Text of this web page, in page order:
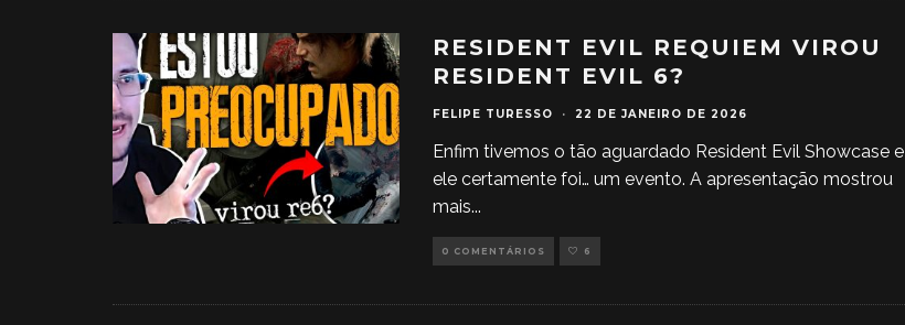
RESIDENT EVIL REQUIEM VIROU
RESIDENT EVIL 6?
FELIPE TURESSO · 22 DE JANEIRO DE 2026
Enfim tivemos o tão aguardado Resident Evil Showcase e
ele certamente foi… um evento. A apresentação mostrou
mais...
0 COMENTÁRIOS 6